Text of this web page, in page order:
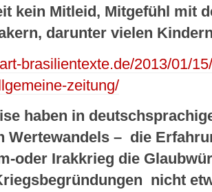
kein Mitleid, Mitgefühl mit
darunter vielen
brasilientexte.de/2013/01/
zeitung/
haben in
Wertewandels – die
oder Irakkrieg die
nicht